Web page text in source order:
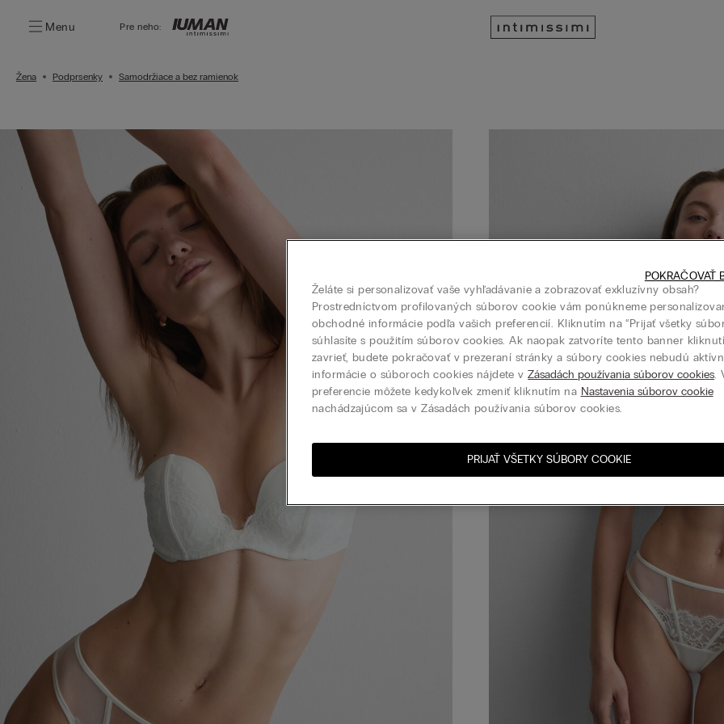
Menu Pre neho:
Žena Podprsenky Samodržiace a bez ramienok
Želáte si personalizovať vaše vyhľadávanie a zobrazovať exkluzívny obsah?
Prostredníctvom profilovaných súborov cookie vám ponúkneme
obchodné informácie podľa vašich preferencií. Kliknutím na “Prijať všetky
súhlasíte s použitím súborov cookies. Ak naopak zatvoríte tento banner
zavrieť, budete pokračovať v prezeraní stránky a súbory cookies nebudú
informácie o súboroch cookies nájdete vZásadách používania súborov cookies.
preferencie môžete kedykoľvek zmeniť kliknutím na Nastavenia súborov cookie
nachádzajúcom sa v Zásadách používania súborov cookies.
PRIJAŤ VŠETKY SÚBORY COOKIE
POKRAČOVAŤ